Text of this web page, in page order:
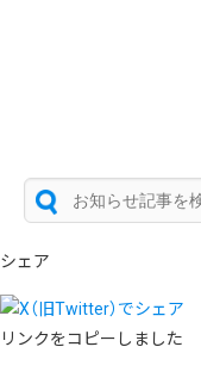
シェア
リンクをコピーしました